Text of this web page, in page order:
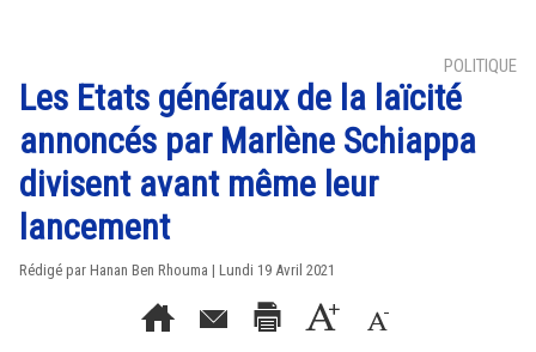
POLITIQUE
Les Etats généraux de la laïcité
annoncés par Marlène Schiappa
divisent avant même leur
lancement
Rédigé par Hanan Ben Rhouma | Lundi 19 Avril 2021